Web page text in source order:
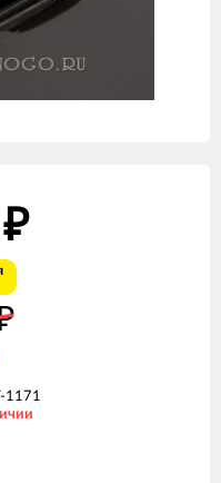
₽
1171